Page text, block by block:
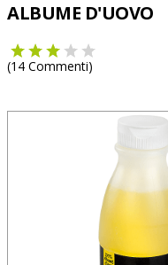
ALBUME D'UOVO
(14 Commenti)